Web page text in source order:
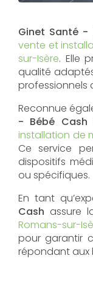
Ginet Santé -
vente et
sur-Isère. Elle
qualité
professionnels
Reconnue
- Bébé Cash
installation de
Ce service
dispositifs
ou spécifiques.
En tant
Cash assure
Romans-sur-
pour garantir
répondant aux